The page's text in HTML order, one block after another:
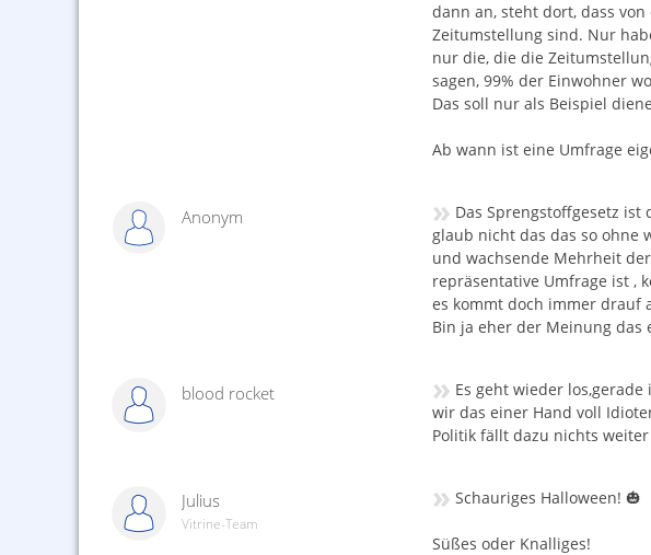
dann an, steht dort, dass
Zeitumstellung sind. Nur
nur die, die die
sagen, 99% der Einwohner
Das soll nur als Beispiel
Ab wann ist eine Umfrage
Anonym » Das Sprengstoffgesetz ist
glaub nicht das das so ohne
und wachsende Mehrheit
repräsentative Umfrage ist ,
es kommt doch immer drauf
Bin ja eher der Meinung das
blood rocket » Es geht wieder
wir das einer Hand voll
Politik fällt dazu nichts
Julius
Vitrine-Team
» Schauriges Halloween! 🎃
Süßes oder Knalliges!